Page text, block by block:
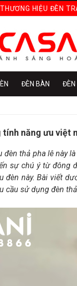
THƯƠNG HIỆU ĐÈN
ĐÈN BÀN ĐÈN
năng ưu việt
thả pha lê này
sự chú ý từ đông
này. Bài viết
cầu sử dụng đèn